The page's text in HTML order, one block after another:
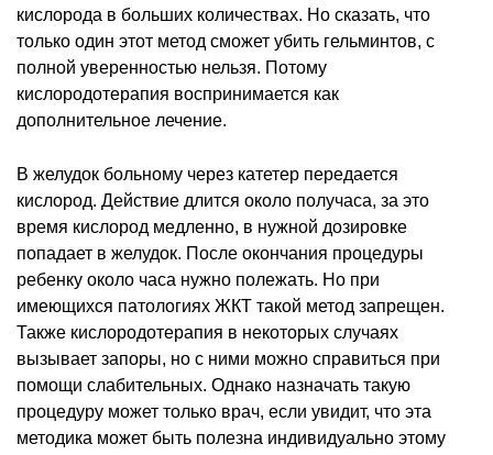
кислорода в больших количествах. Но сказать, что
только один этот метод сможет убить гельминтов, с
полной уверенностью нельзя. Потому
кислородотерапия воспринимается как
дополнительное лечение.
В желудок больному через катетер передается
кислород. Действие длится около получаса, за это
время кислород медленно, в нужной дозировке
попадает в желудок. После окончания процедуры
ребенку около часа нужно полежать. Но при
имеющихся патологиях ЖКТ такой метод запрещен.
Также кислородотерапия в некоторых случаях
вызывает запоры, но с ними можно справиться при
помощи слабительных. Однако назначать такую
процедуру может только врач, если увидит, что эта
методика может быть полезна индивидуально этому